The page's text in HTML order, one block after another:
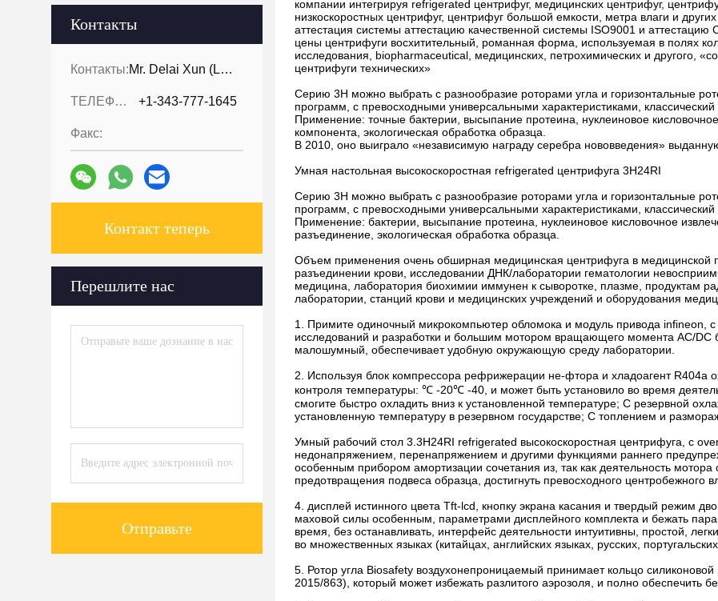
Контакты
Контакты: Mr. Delai Xun (Leo)
ТЕЛЕФОН:: +1-343-777-1645
Факс:
Контакт теперь
Перешлите нас
Отправьте
компании интегрируя refrigerated центрифуг, медицинских центрифуг,
низкоскоростных центрифуг, центрифуг большой емкости, метра влаги и
аттестация системы аттестацию качественной системы ISO9001 и аттестацию
цены центрифуги восхитительный, романная форма, используемая в полях
исследования, biopharmaceutical, медицинских, петрохимических и другого,
центрифуги технических»
Серию 3H можно выбрать с разнообразие роторами угла и горизонтальные
программ, с превосходными универсальными характеристиками,
Применение: точные бактерии, высыпание протеина, нуклеиновое
компонента, экологическая обработка образца.
В 2010, оно выиграло «независимую награду серебра нововведения»
Умная настольная высокоскоростная refrigerated центрифуга 3H24RI
Серию 3H можно выбрать с разнообразие роторами угла и горизонтальные
программ, с превосходными универсальными характеристиками,
Применение: бактерии, высыпание протеина, нуклеиновое кисловочное
разъединение, экологическая обработка образца.
Объем применения очень обширная медицинская центрифуга в
разъединении крови, исследовании ДНК/лаборатории гематологии
медицина, лаборатория биохимии иммунен к сыворотке, плазме, продуктам
лаборатории, станций крови и медицинских учреждений и оборудования
1. Примите одиночный микрокомпьютер обломока и модуль привода infineon,
исследований и разработки и большим мотором вращающего момента AC/DC
малошумный, обеспечивает удобную окружающую среду лаборатории.
2. Используя блок компрессора рефрижерации не-фтора и хладоагент
контроля температуры: ℃ -20℃ -40, и может быть установило во время
смогите быстро охладить вниз к установленной температуре; С резервной
установленную температуру в резервном государстве; С топлением и
Умный рабочий стол 3.3H24RI refrigerated высокоскоростная центрифуга, с
недонапряжением, перенапряжением и другими функциями раннего
особенным прибором амортизации сочетания из, так как деятельность
предотвращения подвеса образца, достигнуть превосходного центробежного
4. дисплей истинного цвета Tft-lcd, кнопку экрана касания и твердый режим
маховой силы особенным, параметрами дисплейного комплекта и бежать
время, без останавливать, интерфейс деятельности интуитивны, простой,
во множественных языках (китайцах, английских языках, русских,
5. Ротор угла Biosafety воздухонепроницаемый принимает кольцо
2015/863), который может избежать разлитого аэрозоля, и полно обеспечить